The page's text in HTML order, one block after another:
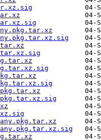
any.pkg.tar.xz.sig